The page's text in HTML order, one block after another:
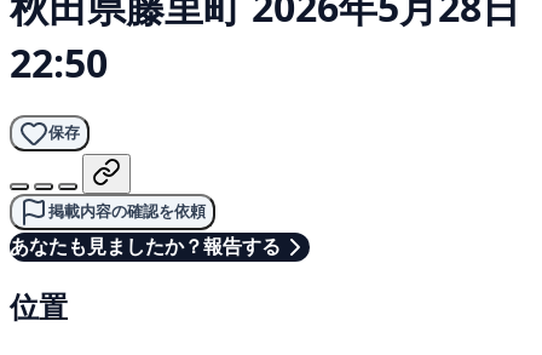
22:50
保存
掲載内容の確認を依頼
あなたも見ましたか？報告する
位置